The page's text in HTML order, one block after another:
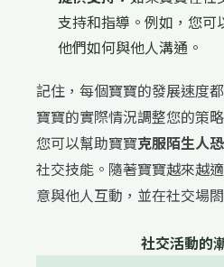
支持和指導。例如，您可
他們如何與他人溝通。
記住，每個寶寶的發展速度
寶寶的實際情況調整您的策
您可以幫助寶寶克服陌生人
社交技能。隨著寶寶越來越
意與他人互動，並在社交場
社交活動的